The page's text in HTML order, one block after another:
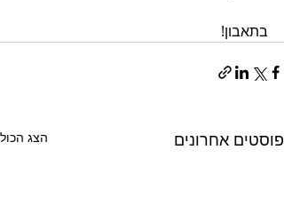
בתאבון!
פוסטים אחרונים הצג הכול